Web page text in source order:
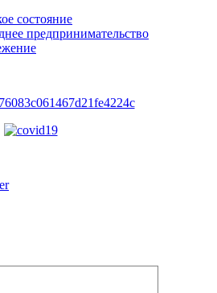
состояние
предпринимательство